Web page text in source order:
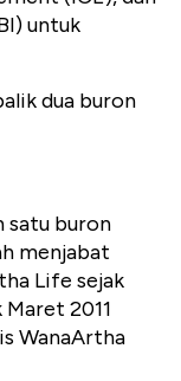
untuk
dua buron
satu buron
menjabat
Life sejak
2011
WanaArtha